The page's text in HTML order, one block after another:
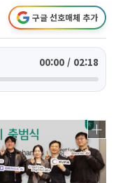
구글 선호매체 추가
00:00 / 02:18